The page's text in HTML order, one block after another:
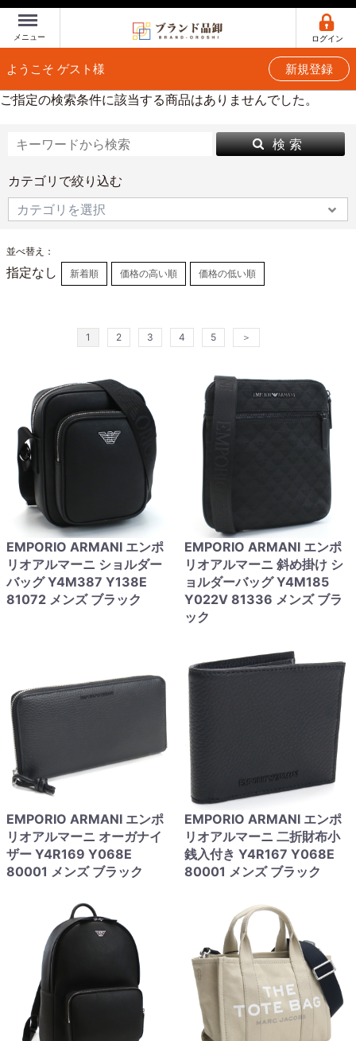
Menu
メニュー ログイン
ようこそ ゲスト様 新規登録
ご指定の検索条件に該当する商品はありませんでした。
検 索
カテゴリで絞り込む
並べ替え：
指定なし 新着順 価格の高い順 価格の低い順
1 2 3 4 5 ＞
EMPORIO ARMANI エンポ
リオアルマーニ ショルダー
バッグ Y4M387 Y138E
81072 メンズ ブラック
EMPORIO ARMANI エンポ
リオアルマーニ 斜め掛け シ
ョルダーバッグ Y4M185
Y022V 81336 メンズ ブラ
ック
EMPORIO ARMANI エンポ
リオアルマーニ オーガナイ
ザー Y4R169 Y068E
80001 メンズ ブラック
EMPORIO ARMANI エンポ
リオアルマーニ 二折財布小
銭入付き Y4R167 Y068E
80001 メンズ ブラック